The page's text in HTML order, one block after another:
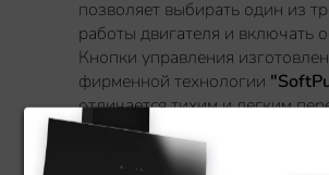
позволяет выбирать один из
работы двигателя и включать
Кнопки управления
фирменной технологии
отличается тихим и легким
Декоративное закаленное
современный вид и